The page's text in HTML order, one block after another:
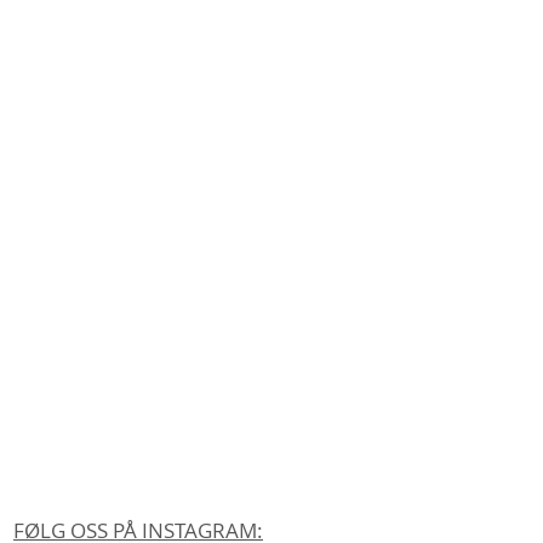
FØLG OSS PÅ INSTAGRAM: